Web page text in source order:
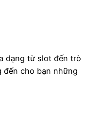
dạng từ slot đến trò
đến cho bạn những